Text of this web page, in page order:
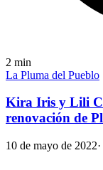
2 min
La Pluma del Pueblo
Kira Iris y Lili
renovación de
10 de mayo de 2022·